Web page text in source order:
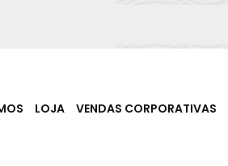
LOJA VENDAS CORPORATIVAS